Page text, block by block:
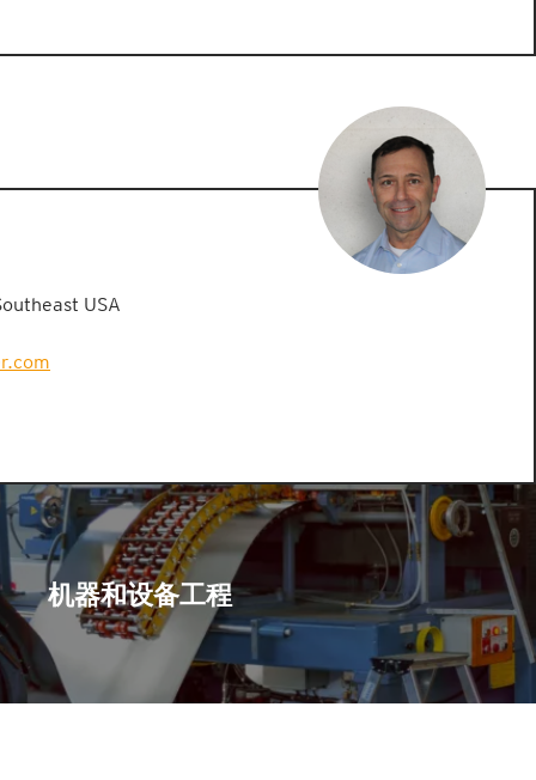
USA
机器和设备工程